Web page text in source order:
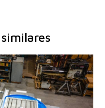
620
mm
mm